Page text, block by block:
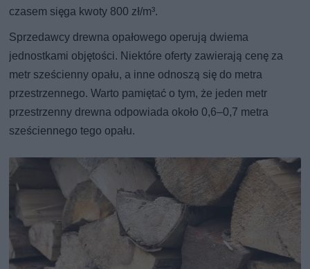
czasem sięga kwoty 800 zł/m³.
Sprzedawcy drewna opałowego operują dwiema
jednostkami objętości. Niektóre oferty zawierają cenę za
metr sześcienny opału, a inne odnoszą się do metra
przestrzennego. Warto pamiętać o tym, że jeden metr
przestrzenny drewna odpowiada około 0,6–0,7 metra
sześciennego tego opału.